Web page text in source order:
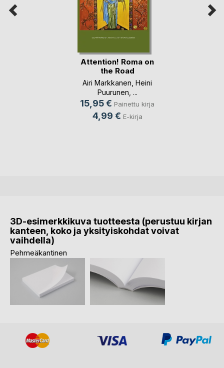
Attention! Roma on
the Road
Airi Markkanen Heini
Puurunen , ...
15,95 € Painettu kirja
4,99 € E-kirja
3D-esimerkkikuva tuotteesta (perustuu kirjan
kanteen, koko ja yksityiskohdat voivat
vaihdella)
Pehmeäkantinen